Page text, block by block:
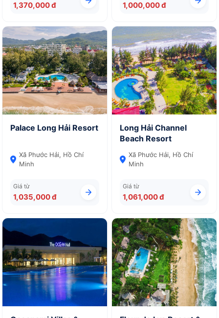
1,370,000 đ 1,000,000 đ
Palace Long Hải Resort
Xã Phước Hải, Hồ Chí
Minh
Giá từ
1,035,000 đ
Long Hải Channel
Beach Resort
Xã Phước Hải, Hồ Chí
Minh
Giá từ
1,061,000 đ